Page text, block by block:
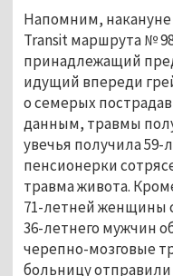
Напомним,
Transit маршрута №
принадлежащий
идущий впереди
о семерых
данным, травмы
увечья получила
пенсионерки
травма живота.
71-летней женщины
36-летнего мужчин
черепно-мозговые
больницу